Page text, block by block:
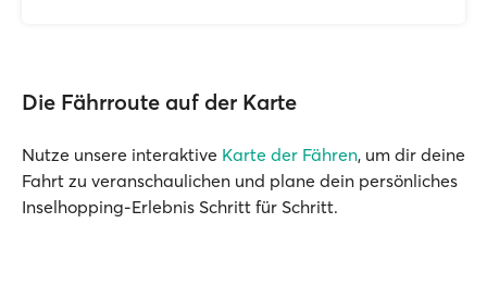
Die Fährroute auf der Karte
Nutze unsere interaktive Karte der Fähren, um dir deine
Fahrt zu veranschaulichen und plane dein persönliches
Inselhopping-Erlebnis Schritt für Schritt.